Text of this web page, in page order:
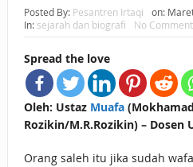
Posted By: Pesantren Irtaqi on:
In: sejarah dan biografi No
Spread the love
Oleh: Ustaz Muafa
Rozikin/M.R.Rozikin) – Dosen
Orang saleh itu jika sudah